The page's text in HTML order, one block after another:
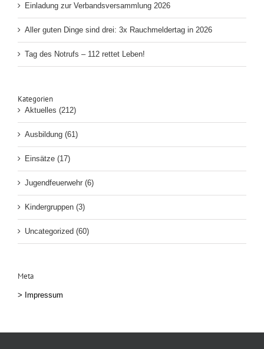
Einladung zur Verbandsversammlung 2026
Aller guten Dinge sind drei: 3x Rauchmeldertag in 2026
Tag des Notrufs – 112 rettet Leben!
Kategorien
Aktuelles (212)
Ausbildung (61)
Einsätze (17)
Jugendfeuerwehr (6)
Kindergruppen (3)
Uncategorized (60)
Meta
> Impressum